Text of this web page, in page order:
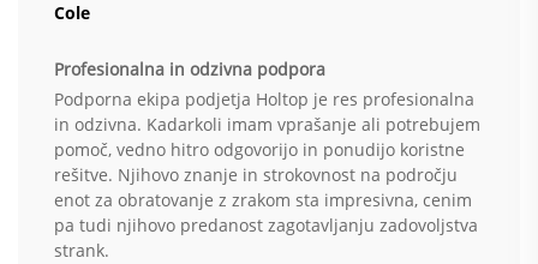
Cole
Profesionalna in odzivna podpora
Podporna ekipa podjetja Holtop je res profesionalna
in odzivna. Kadarkoli imam vprašanje ali potrebujem
pomoč, vedno hitro odgovorijo in ponudijo koristne
rešitve. Njihovo znanje in strokovnost na področju
enot za obratovanje z zrakom sta impresivna, cenim
pa tudi njihovo predanost zagotavljanju zadovoljstva
strank.